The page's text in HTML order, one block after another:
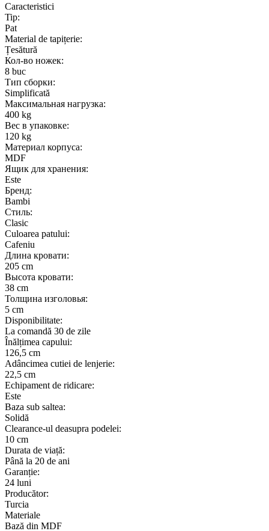
Caracteristici
Tip:
Pat
Material de tapițerie:
Țesătură
Кол-во ножек:
8 buc
Тип сборки:
Simplificată
Максимальная нагрузка:
400 kg
Вес в упаковке:
120 kg
Материал корпуса:
MDF
Ящик для хранения:
Este
Бренд:
Bambi
Стиль:
Clasic
Culoarea patului:
Cafeniu
Длина кровати:
205 cm
Высота кровати:
38 cm
Толщина изголовья:
5 cm
Disponibilitate:
La comandă 30 de zile
Înălțimea capului:
126,5 cm
Adâncimea cutiei de lenjerie:
22,5 cm
Echipament de ridicare:
Este
Baza sub saltea:
Solidă
Clearance-ul deasupra podelei:
10 cm
Durata de viață:
Până la 20 de ani
Garanție:
24 luni
Producător:
Turcia
Materiale
Bază din MDF